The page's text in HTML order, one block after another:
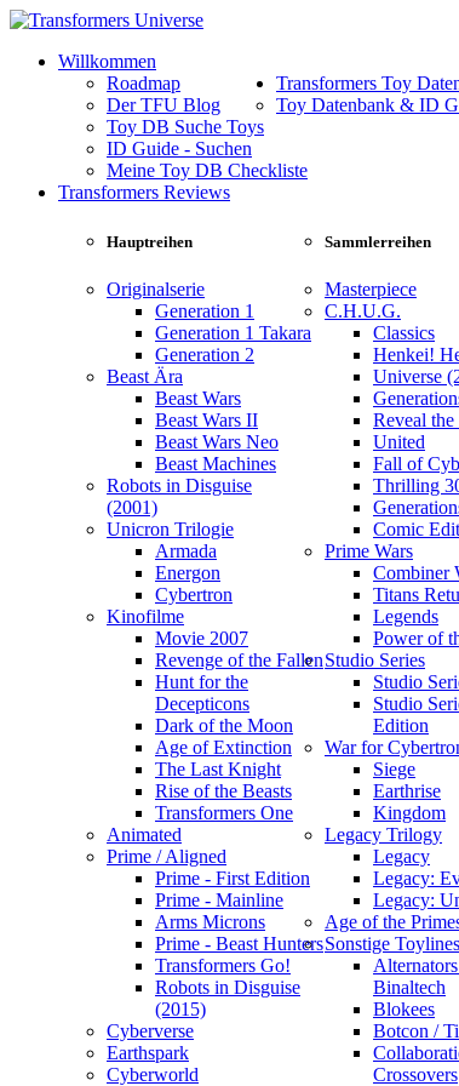
Willkommen
Roadmap
Der TFU Blog
Transformers Toy
Toy Datenbank & ID
Toy DB Suche Toys
ID Guide - Suchen
Meine Toy DB Checkliste
Transformers Reviews
Hauptreihen
Originalserie
Generation 1
Generation 1 Takara
Generation 2
Beast Ära
Beast Wars
Beast Wars II
Beast Wars Neo
Beast Machines
Robots in Disguise
(2001)
Unicron Trilogie
Armada
Energon
Cybertron
Kinofilme
Movie 2007
Revenge of the Fallen
Hunt for the
Decepticons
Dark of the Moon
Age of Extinction
The Last Knight
Rise of the Beasts
Transformers One
Animated
Prime / Aligned
Prime - First Edition
Prime - Mainline
Arms Microns
Prime - Beast Hunters
Transformers Go!
Robots in Disguise
(2015)
Cyberverse
Earthspark
Cyberworld
Sammlerreihen
Masterpiece
C.H.U.G.
Classics
Henkei!
Universe
Reveal the
United
Fall of
Thrilling
Comic
Prime Wars
Combiner
Titans
Legends
Power of
Studio Series
Studio
Studio
Edition
War for
Siege
Earthrise
Kingdom
Legacy Trilogy
Legacy
Legacy:
Legacy:
Age of the
Sonstige Toylines
Binaltech
Blokees
Botcon /
Crossovers